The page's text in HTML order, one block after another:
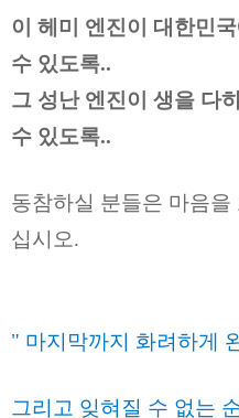
이 헤미 엔진이 대한민
수 있도록..
그 성난 엔진이 생을 다
수 있도록..
동참하실 분들은 마음
십시오.
" 마지막까지 화려하게
그리고 잊혀질 수 없는